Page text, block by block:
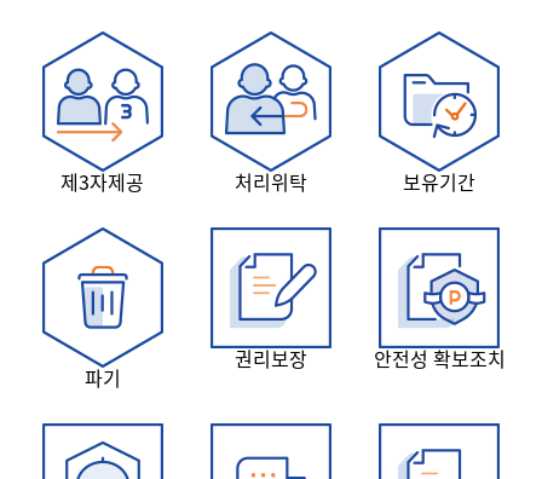
제3자제공 처리위탁 보유기간
파기
권리보장 안전성 확보조치